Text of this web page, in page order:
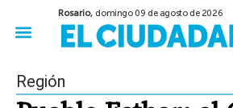
Rosario, domingo 09 de agosto de 2026
Región